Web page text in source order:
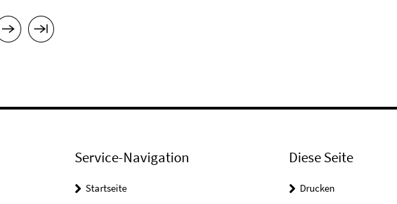
Service-Navigation
Startseite
Diese Seite
Drucken